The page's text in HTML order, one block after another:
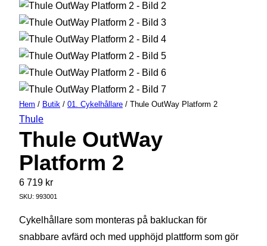
Hem / Butik / 01. Cykelhållare / Thule OutWay Platform 2
Thule
Thule OutWay
Platform 2
6 719 kr
SKU: 993001
Cykelhållare som monteras på bakluckan för
snabbare avfärd och med upphöjd plattform som gör